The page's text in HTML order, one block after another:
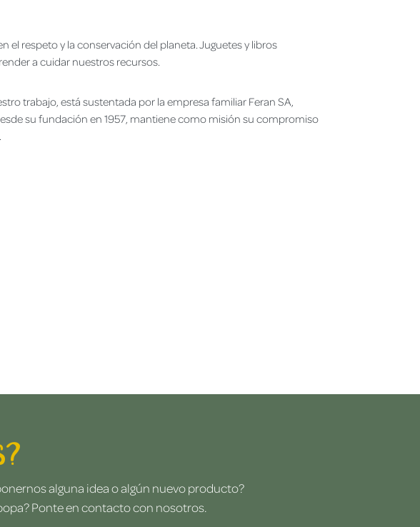
el respeto y la conservación del planeta. Juguetes y libros
a cuidar nuestros recursos.
trabajo, está sustentada por la empresa familiar Feran SA,
su fundación en 1957, mantiene como misión su compromiso
alguna idea o algún nuevo producto?
Ponte en contacto con nosotros.